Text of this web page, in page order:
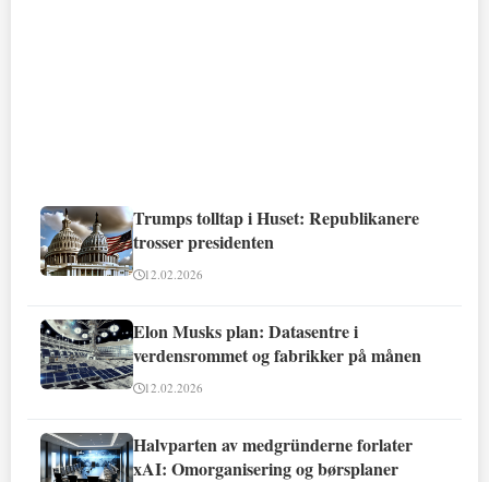
Trumps tolltap i Huset: Republikanere
trosser presidenten
12.02.2026
Elon Musks plan: Datasentre i
verdensrommet og fabrikker på månen
12.02.2026
Halvparten av medgründerne forlater
xAI: Omorganisering og børsplaner